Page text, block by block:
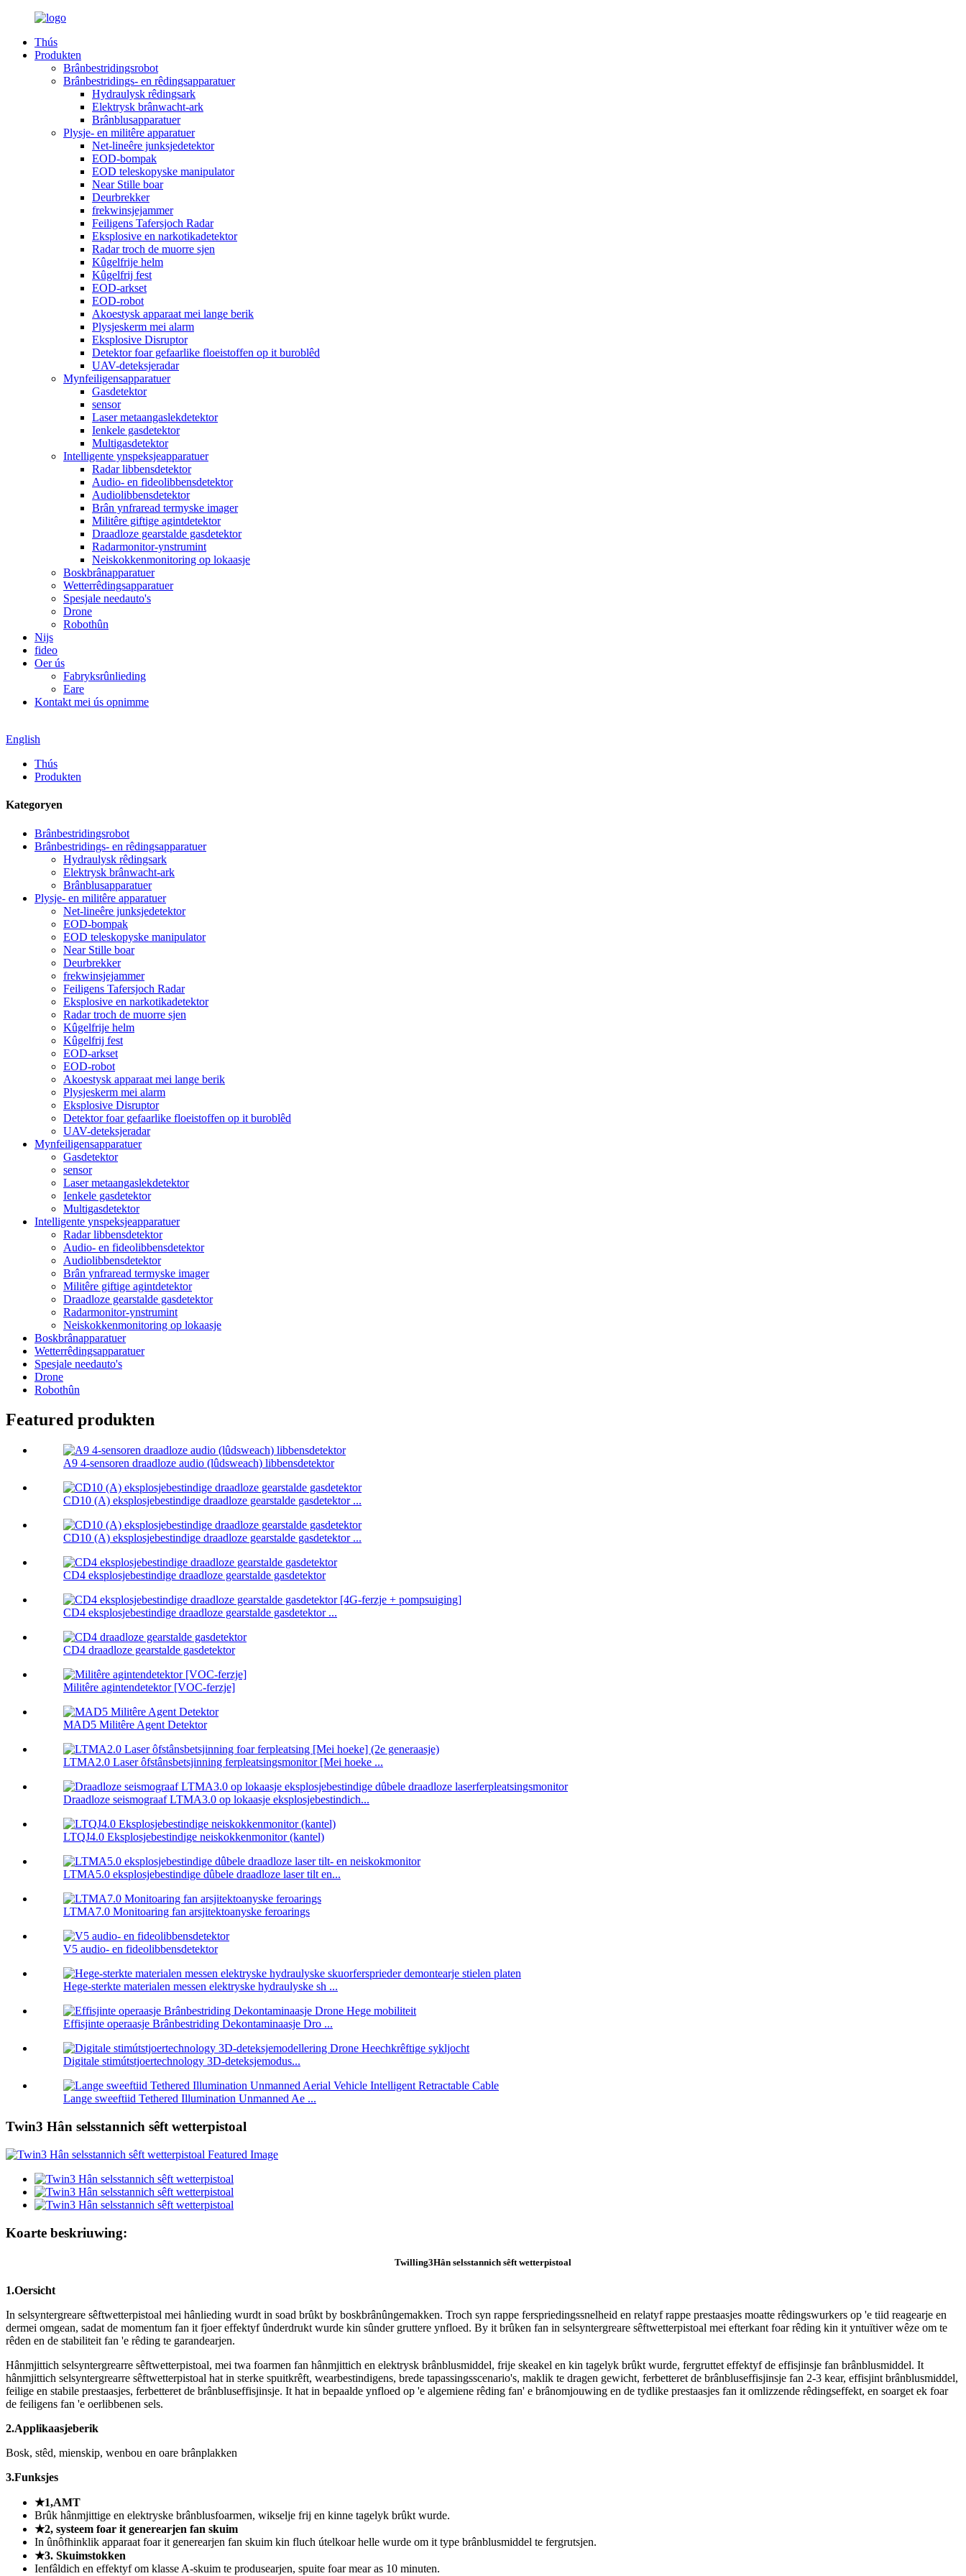
Thús
Produkten
Brânbestridingsrobot
Brânbestridings- en rêdingsapparatuer
Hydraulysk rêdingsark
Elektrysk brânwacht-ark
Brânblusapparatuer
Plysje- en militêre apparatuer
Net-lineêre junksjedetektor
EOD-bompak
EOD teleskopyske manipulator
Near Stille boar
Deurbrekker
frekwinsjejammer
Feiligens Tafersjoch Radar
Eksplosive en narkotikadetektor
Radar troch de muorre sjen
Kûgelfrije helm
Kûgelfrij fest
EOD-arkset
EOD-robot
Akoestysk apparaat mei lange berik
Plysjeskerm mei alarm
Eksplosive Disruptor
Detektor foar gefaarlike floeistoffen op it buroblêd
UAV-deteksjeradar
Mynfeiligensapparatuer
Gasdetektor
sensor
Laser metaangaslekdetektor
Ienkele gasdetektor
Multigasdetektor
Intelligente ynspeksjeapparatuer
Radar libbensdetektor
Audio- en fideolibbensdetektor
Audiolibbensdetektor
Brân ynfraread termyske imager
Militêre giftige agintdetektor
Draadloze gearstalde gasdetektor
Radarmonitor-ynstrumint
Neiskokkenmonitoring op lokaasje
Boskbrânapparatuer
Wetterrêdingsapparatuer
Spesjale needauto's
Drone
Robothûn
Nijs
fideo
Oer ús
Fabryksrûnlieding
Eare
Kontakt mei ús opnimme
English
Thús
Produkten
Kategoryen
Brânbestridingsrobot
Brânbestridings- en rêdingsapparatuer
Hydraulysk rêdingsark
Elektrysk brânwacht-ark
Brânblusapparatuer
Plysje- en militêre apparatuer
Net-lineêre junksjedetektor
EOD-bompak
EOD teleskopyske manipulator
Near Stille boar
Deurbrekker
frekwinsjejammer
Feiligens Tafersjoch Radar
Eksplosive en narkotikadetektor
Radar troch de muorre sjen
Kûgelfrije helm
Kûgelfrij fest
EOD-arkset
EOD-robot
Akoestysk apparaat mei lange berik
Plysjeskerm mei alarm
Eksplosive Disruptor
Detektor foar gefaarlike floeistoffen op it buroblêd
UAV-deteksjeradar
Mynfeiligensapparatuer
Gasdetektor
sensor
Laser metaangaslekdetektor
Ienkele gasdetektor
Multigasdetektor
Intelligente ynspeksjeapparatuer
Radar libbensdetektor
Audio- en fideolibbensdetektor
Audiolibbensdetektor
Brân ynfraread termyske imager
Militêre giftige agintdetektor
Draadloze gearstalde gasdetektor
Radarmonitor-ynstrumint
Neiskokkenmonitoring op lokaasje
Boskbrânapparatuer
Wetterrêdingsapparatuer
Spesjale needauto's
Drone
Robothûn
Featured produkten
A9 4-sensoren draadloze audio (lûdsweach) libbensdetektor
CD10 (A) eksplosjebestindige draadloze gearstalde gasdetektor ...
CD10 (A) eksplosjebestindige draadloze gearstalde gasdetektor ...
CD4 eksplosjebestindige draadloze gearstalde gasdetektor
CD4 eksplosjebestindige draadloze gearstalde gasdetektor ...
CD4 draadloze gearstalde gasdetektor
Militêre agintendetektor [VOC-ferzje]
MAD5 Militêre Agent Detektor
LTMA2.0 Laser ôfstânsbetsjinning ferpleatsingsmonitor [Mei hoeke ...
Draadloze seismograaf LTMA3.0 op lokaasje eksplosjebestindich...
LTQJ4.0 Eksplosjebestindige neiskokkenmonitor (kantel)
LTMA5.0 eksplosjebestindige dûbele draadloze laser tilt en...
LTMA7.0 Monitoaring fan arsjitektoanyske feroarings
V5 audio- en fideolibbensdetektor
Hege-sterkte materialen messen elektryske hydraulyske sh ...
Effisjinte operaasje Brânbestriding Dekontaminaasje Dro ...
Digitale stimútstjoertechnology 3D-deteksjemodus...
Lange sweeftiid Tethered Illumination Unmanned Ae ...
Twin3 Hân selsstannich sêft wetterpistoal
Koarte beskriuwing:
Twilling3Hân selsstannich sêft wetterpistoal
1.Oersicht
In selsyntergreare sêftwetterpistoal mei hânlieding wurdt in soad brûkt by boskbrânûngemakken. Troch syn rappe ferspriedingssnelheid en relatyf rappe prestaasjes moatte rêdingswurkers op 'e tiid reagearje en
dermei omgean, sadat de momentum fan it fjoer effektyf ûnderdrukt wurde kin sûnder gruttere ynfloed. By it brûken fan in selsyntergreare sêftwetterpistoal mei efterkant foar rêding kin it yntuïtiver wêze om te
rêden en de stabiliteit fan 'e rêding te garandearjen.
Hânmjittich selsyntergrearre sêftwetterpistoal, mei twa foarmen fan hânmjittich en elektrysk brânblusmiddel, frije skeakel en kin tagelyk brûkt wurde, fergruttet effektyf de effisjinsje fan brânblusmiddel. It
hânmjittich selsyntergrearre sêftwetterpistoal hat in sterke spuitkrêft, wearbestindigens, brede tapassingsscenario's, maklik te dragen gewicht, ferbetteret de brânbluseffisjinsje fan 2-3 kear, effisjint brânblusmiddel,
feilige en stabile prestaasjes, ferbetteret de brânbluseffisjinsje. It hat in bepaalde ynfloed op 'e algemiene rêding fan' e brânomjouwing en de tydlike prestaasjes fan it omlizzende rêdingseffekt, en soarget ek foar
de feiligens fan 'e oerlibbenen sels.
2.Applikaasjeberik
Bosk, stêd, mienskip, wenbou en oare brânplakken
3.Funksjes
★1,AMT
Brûk hânmjittige en elektryske brânblusfoarmen, wikselje frij en kinne tagelyk brûkt wurde.
★2, systeem foar it generearjen fan skuim
In ûnôfhinklik apparaat foar it generearjen fan skuim kin fluch útelkoar helle wurde om it type brânblusmiddel te fergrutsjen.
★3. Skuimstokken
Ienfâldich en effektyf om klasse A-skuim te produsearjen, spuite foar mear as 10 minuten.